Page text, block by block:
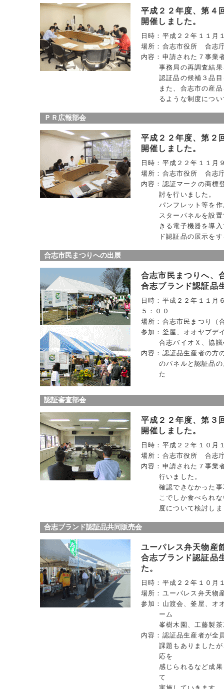
平成２２年度、第４
開催しました。
日時：平成２２年１１月
場所：合志市役所 合志
内容：申請された７事業
事務局の再調査結
認証品の候補３品
また、合志市の産
るような制度につ
ＰＲ広報部会
平成２２年度、第２
開催しました。
日時：平成２２年１１月
場所：合志市役所 合志
内容：認証マークの商標
討を行いました。
パンフレット等を
スターパネルを設
きる電子機器を導
ド認証品の展示を
合志市民まつりへの出展
合志市民まつりへ、
合志ブランド認証品
日時：平成２２年１１
５：００
場所：合志市民まつり（
参加：釜屋、オオヤブデ
合志バイオＸ、協
内容：認証品生産者の方
のパネルと認証品
た
認証審査部会
平成２２年度、第３
開催しました。
日時：平成２２年１０月
場所：合志市役所 合志
内容：申請された７事業
行いました。
確認できなかった
こでしか食べられ
度について検討し
合志ブランド認証品共同販売会
ユーパレス弁天物産
合志ブランド認証品
た。
日時：平成２２年１０月
場所：ユーパレス弁天物
参加：山渡会、釜屋、オ
ーム
峯樹木園、工藤製
内容：認証品生産者が全
課題もありました
応を
感じられるなど成
て
実施していきます。